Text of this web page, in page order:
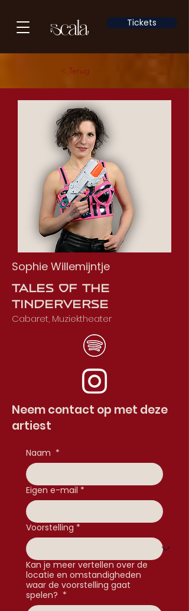
Tickets
< Terug
Sophie Willemijntje
Tales of the
Tinderverse
Cabaret, Muziektheater
Neem contact op met deze
artiest
Naam *
Eigen e-mail *
Voorstelling *
Kan je meer vertellen over de
locatie en omstandigheden
waar de voorstelling gaat
spelen? *